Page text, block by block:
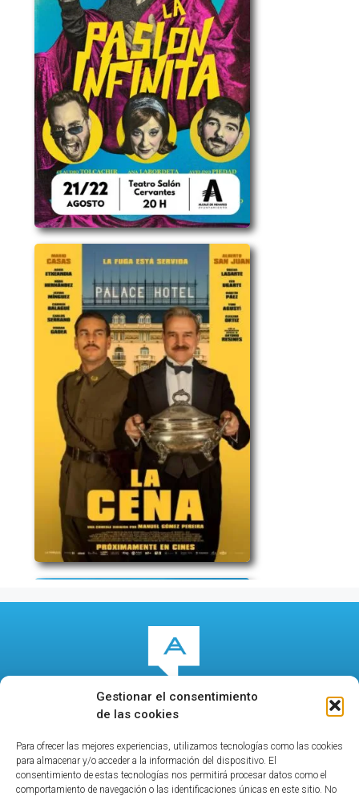
Gestionar el consentimiento
de las cookies
Para ofrecer las mejores experiencias, utilizamos tecnologías como las cookies
para almacenar y/o acceder a la información del dispositivo. El
consentimiento de estas tecnologías nos permitirá procesar datos como el
comportamiento de navegación o las identificaciones únicas en este sitio. No
© 2026culturalcala.es|Concejalía de Cultura|
Publicidad|Contacto|Política de privacidad| Aviso
legal|